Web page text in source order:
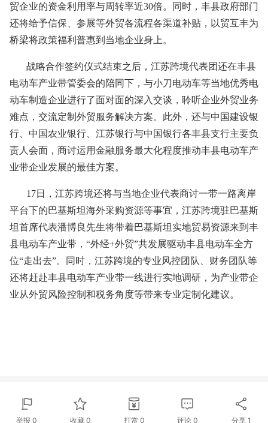
贸企业的资金利用率与周转率近30倍。同时，丰县政府部门
还将给予信保、参展等外贸各流程各渠道补贴，以贸互丰为
桥梁将政策福利普惠到当地企业身上。
战略合作签约仪式结束之后，江苏跨境代表团还在丰县
电动车产业带管委会的陪同下，与小刀电动车等当地优秀电
动车制造企业进行了面对面的深入交谈，聆听企业外贸业务
难点，交流定制外贸服务解决方案。此外，还与中国建设银
行、中国农业银行、江苏银行与中国银行各丰县支行主要负
责人会面，商讨运用金融服务最大化程度推动丰县电动车产
业带企业发展的最佳方案。
17日，江苏跨境还将与当地企业代表商讨一带一路离岸
平台下的巴基斯坦海外采购资源等事宜，江苏跨境驻巴基斯
坦首席代表潘博良先生将带着巴基斯坦实地贸易资源来到丰
县电动车产业带，“外经+外贸”共发展驱动丰县电动车全方
位“走出去”。同时，江苏跨境的专业风控团队、财务团队等
还将赶赴丰县电动车产业带一线进行实地调研，为产业带企
业从外贸风险控制和税务角度等带来专业定制化建议。
举报 0 收藏 0 打赏 0 评论0 分享 1